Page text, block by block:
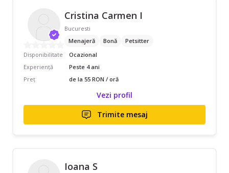
Cristina Carmen I
Bucuresti
Menajeră
Bonă
Petsitter
Disponibilitate
Ocazional
Experiență
Peste 4 ani
Preț
de la 55 RON / oră
Vezi profil
Trimite mesaj
Ioana S